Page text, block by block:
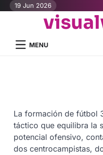
Skip19 Jun 2026
MENU
La formación de fútbol
táctico que equilibra la
potencial ofensivo,
dos centrocampistas,